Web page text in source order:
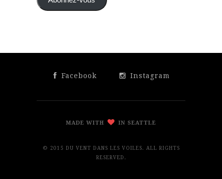
Facebook Instagram
MADE WITH IN SEATTLE
© 2015 DU VENT DANS LES VOILES. ALL RIGHTS
RESERVED.